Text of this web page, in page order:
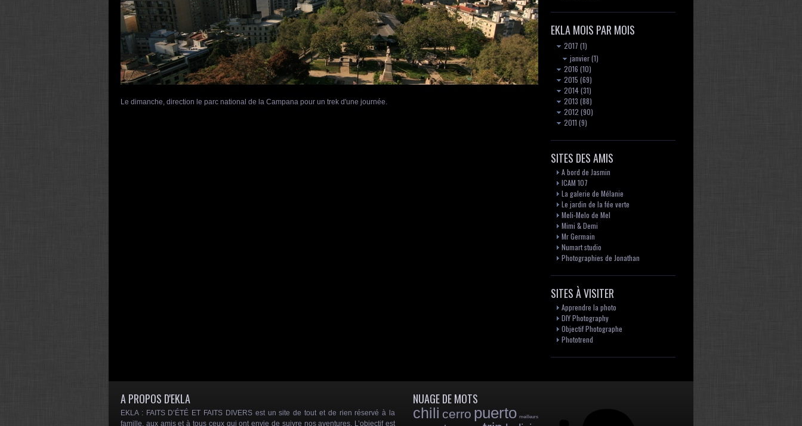
Le dimanche, direction le parc national de la Campana pour un trek d'une journée.
EKLA MOIS PAR MOIS
2017 (1)
janvier(1)
2016 (10)
2015 (69)
2014(31)
2013 (88)
2012 (90)
2011 (9)
SITES DES AMIS
A bord de Jasmin
ICAM 107
La galerie de Mélanie
Le jardin de la fée verte
Meli-Melo de Mel
Mimi & Demi
Mr Germain
Numart studio
Photographies de Jonathan
SITES À VISITER
Apprendre la photo
DIY Photography
Objectif Photographe
Phototrend
A PROPOS D'EKLA
EKLA : FAITS D’ÉTÉ ET FAITS DIVERS est un site de tout et de rien réservé à la
famille, aux amis et à tous ceux qui ont envie de suivre nos aventures. L’objectif est
NUAGE DE MOTS
chili cerro puerto meilleurs